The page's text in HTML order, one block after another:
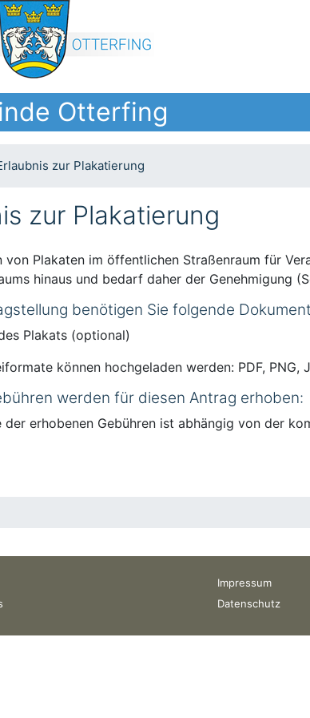
Otterfing
zur Plakatierung
zur Plakatierung
von Plakaten im öffentlichen Straßenraum für
hinaus und bedarf daher der Genehmigung
benötigen Sie folgende
Plakats (optional)
können hochgeladen werden: PDF, PNG,
werden für diesen Antrag erhoben:
der erhobenen Gebühren ist abhängig von der
Impressum
Datenschutz